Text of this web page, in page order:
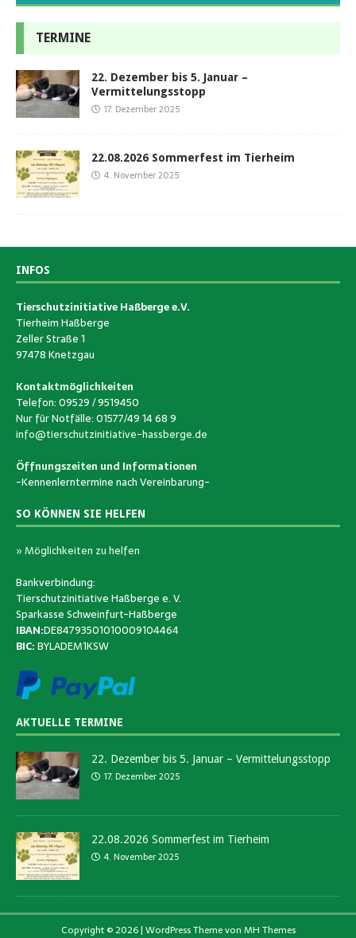
TERMINE
22. Dezember bis 5. Januar –
Vermittelungsstopp
17. Dezember 2025
22.08.2026 Sommerfest im Tierheim
4. November 2025
INFOS
Tierschutzinitiative Haßberge e.V.
Tierheim Haßberge
Zeller Straße 1
97478 Knetzgau
Kontaktmöglichkeiten
Telefon: 09529 / 9519450
Nur für Notfälle: 01577/49 14 68 9
info@tierschutzinitiative-hassberge.de
Öffnungszeiten und Informationen
-Kennenlerntermine nach Vereinbarung-
SO KÖNNEN SIE HELFEN
» Möglichkeiten zu helfen
Bankverbindung:
Tierschutzinitiative Haßberge e. V.
Sparkasse Schweinfurt-Haßberge
IBAN:DE84793501010009104464
BIC:BYLADEM1KSW
AKTUELLE TERMINE
22. Dezember bis 5. Januar – Vermittelungsstopp
17. Dezember 2025
22.08.2026 Sommerfest im Tierheim
4. November 2025
Copyright © 2026 | WordPress Theme von MH Themes